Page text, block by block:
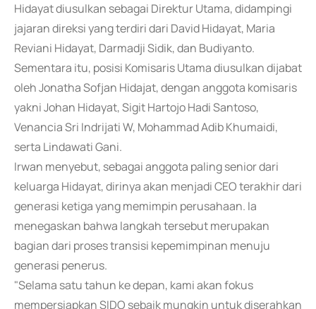
Hidayat diusulkan sebagai Direktur Utama, didampingi
jajaran direksi yang terdiri dari David Hidayat, Maria
Reviani Hidayat, Darmadji Sidik, dan Budiyanto.
Sementara itu, posisi Komisaris Utama diusulkan dijabat
oleh Jonatha Sofjan Hidajat, dengan anggota komisaris
yakni Johan Hidayat, Sigit Hartojo Hadi Santoso,
Venancia Sri Indrijati W, Mohammad Adib Khumaidi,
serta Lindawati Gani.
Irwan menyebut, sebagai anggota paling senior dari
keluarga Hidayat, dirinya akan menjadi CEO terakhir dari
generasi ketiga yang memimpin perusahaan. Ia
menegaskan bahwa langkah tersebut merupakan
bagian dari proses transisi kepemimpinan menuju
generasi penerus.
"Selama satu tahun ke depan, kami akan fokus
mempersiapkan SIDO sebaik mungkin untuk diserahkan